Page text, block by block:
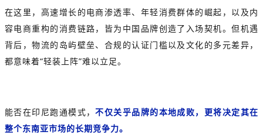
在这里，高速增长的电商渗透率、年轻消费群体的崛起，以及内
容电商重构的消费链路，皆为中国品牌创造了入场契机。但机遇
背后，物流的岛屿壁垒、合规的认证门槛以及文化的多元差异，
都意味着“轻装上阵”难以立足。
能否在印尼跑通模式，不仅关乎品牌的本地成败，更将决定其在
整个东南亚市场的长期竞争力。